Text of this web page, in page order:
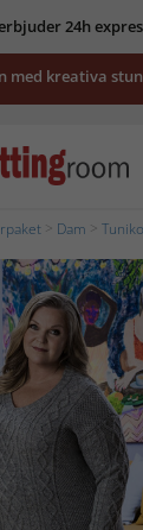
24h
med kreativa
Dam